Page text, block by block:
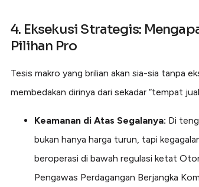
4. Eksekusi Strategis:
Pilihan Pro
Tesis makro yang brilian akan sia-sia tanpa
membedakan dirinya dari sekadar “tempat
Keamanan di Atas Segalanya: Di
bukan hanya harga turun, tapi
beroperasi di bawah regulasi ketat
Pengawas Perdagangan Berjangka